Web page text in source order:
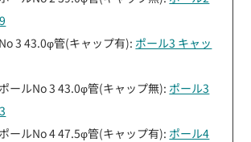
3 43.0φ管(キャップ有): ポール3 キャッ
ールNo 3 43.0φ管(キャップ無): ポール3
ールNo 4 47.5φ管(キャップ有): ポール4